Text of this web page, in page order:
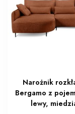
Narożnik
Bergamo z
lewy,